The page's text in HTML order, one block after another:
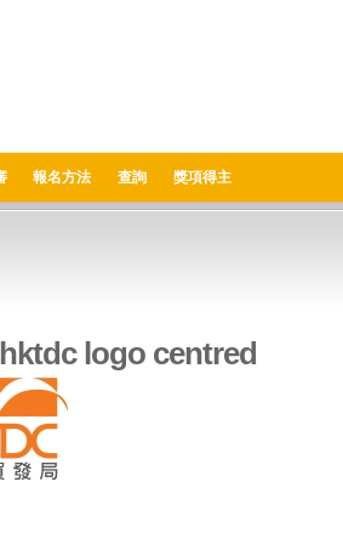
報名方法 查詢 獎項得主
logo centred